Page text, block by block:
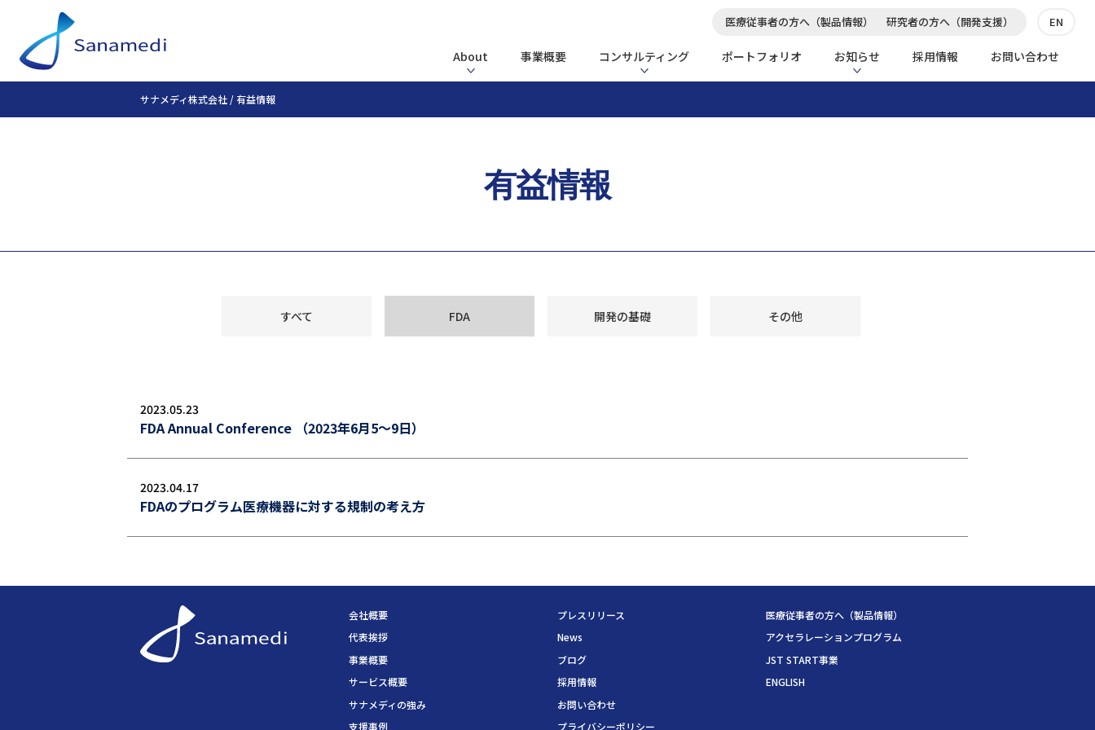
About 事業概要 コンサルティング ポートフォリオ お知らせ 採用情報 お問い合わせ
EN
医療従事者の方へ（製品情報） 研究者の方へ（開発支援）
サナメディ株式会社 /有益情報
有益情報
すべて FDA 開発の基礎 その他
2023.05.23
FDA Annual Conference （2023年6月5～9日）
2023.04.17
FDAのプログラム医療機器に対する規制の考え方
会社概要
代表挨拶
事業概要
サービス概要
サナメディの強み
支援事例
プレスリリース
News
ブログ
採用情報
お問い合わせ
プライバシーポリシー
医療従事者の方へ（製品情報）
アクセラレーションプログラム
JST START事業
ENGLISH